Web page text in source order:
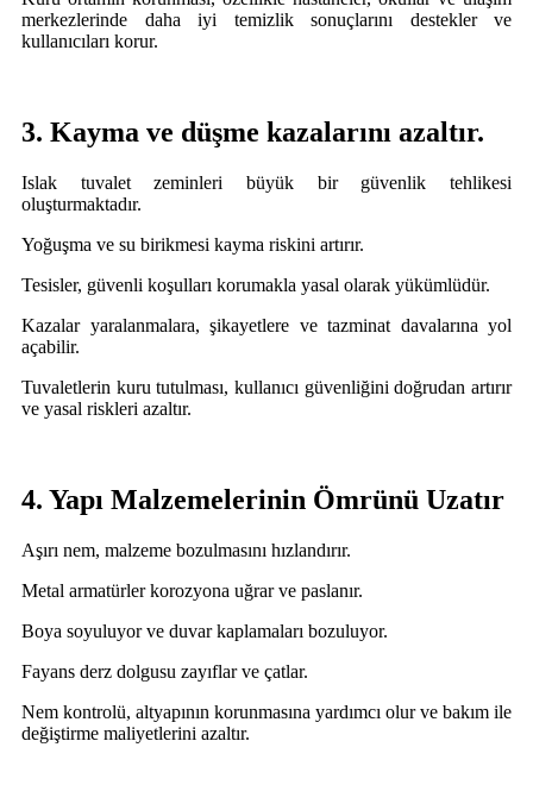
merkezlerinde daha iyi temizlik sonuçlarını destekler ve
kullanıcıları korur.
3. Kayma ve düşme kazalarını azaltır.
Islak tuvalet zeminleri büyük bir güvenlik tehlikesi
oluşturmaktadır.
Yoğuşma ve su birikmesi kayma riskini artırır.
Tesisler, güvenli koşulları korumakla yasal olarak yükümlüdür.
Kazalar yaralanmalara, şikayetlere ve tazminat davalarına yol
açabilir.
Tuvaletlerin kuru tutulması, kullanıcı güvenliğini doğrudan artırır
ve yasal riskleri azaltır.
4. Yapı Malzemelerinin Ömrünü Uzatır
Aşırı nem, malzeme bozulmasını hızlandırır.
Metal armatürler korozyona uğrar ve paslanır.
Boya soyuluyor ve duvar kaplamaları bozuluyor.
Fayans derz dolgusu zayıflar ve çatlar.
Nem kontrolü, altyapının korunmasına yardımcı olur ve bakım ile
değiştirme maliyetlerini azaltır.